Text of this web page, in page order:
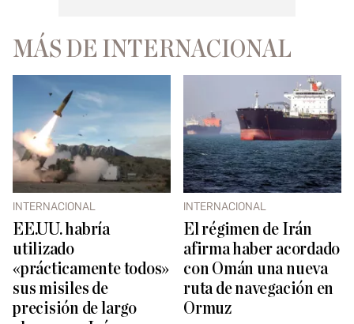
MÁS DE INTERNACIONAL
INTERNACIONAL
EE.UU. habría
utilizado
«prácticamente todos»
sus misiles de
precisión de largo
INTERNACIONAL
El régimen de Irán
afirma haber acordado
con Omán una nueva
ruta de navegación en
Ormuz